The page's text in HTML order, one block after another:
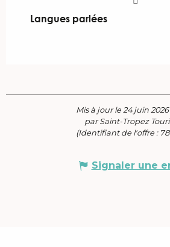
Langues parlées
Langues parlées
Mis à jour le 24 juin 2026
par Saint-Tropez
(Identifiant de l'offre :
Signaler une